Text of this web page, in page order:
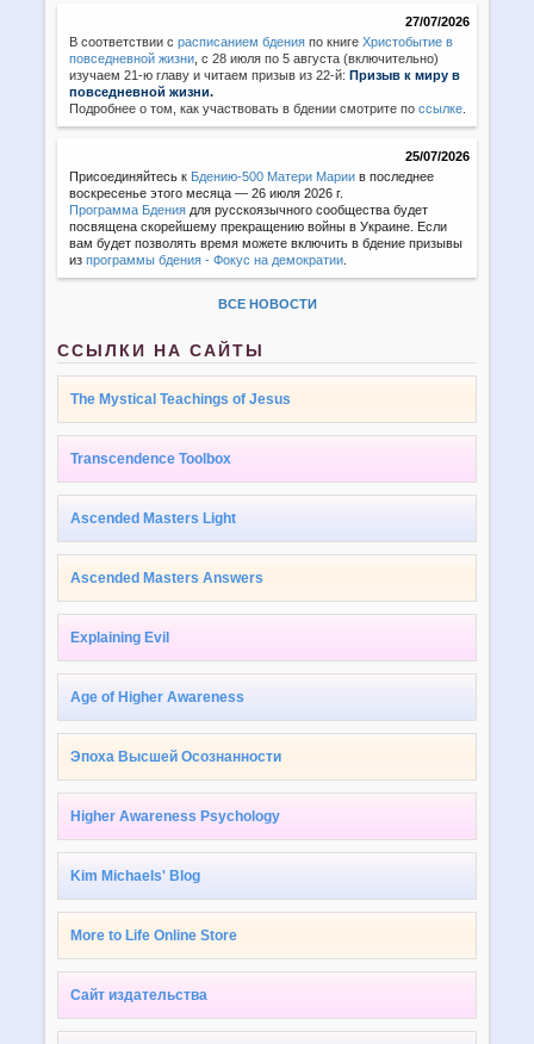
27/07/2026
В соответствии с расписанием бдения по книгеХристобытие в
повседневной жизни с 28 июля по 5 августа (включительно)
изучаем 21-ю главу и читаем призыв из 22-й:Призыв к миру в
повседневной жизни.
Подробнее о том, как участвовать в бдении смотрите поссылке
25/07/2026
Присоединяйтесь к Бдению-500 Матери Марии в последнее
воскресенье этого месяца — 26 июля 2026 г.
Программа Бдения для русскоязычного сообщества будет
посвящена скорейшему прекращению войны в Украине. Если
вам будет позволять время можете включить в бдение призывы
изпрограммы бдения - Фокус на демократии
ВСЕ НОВОСТИ
ССЫЛКИ НА САЙТЫ
The Mystical Teachings of Jesus
Transcendence Toolbox
Ascended Masters Light
Ascended Masters Answers
Explaining Evil
Age of Higher Awareness
Эпоха Высшей Осознанности
Higher Awareness Psychology
Kim Michaels' Blog
More to Life Online Store
Сайт издательства